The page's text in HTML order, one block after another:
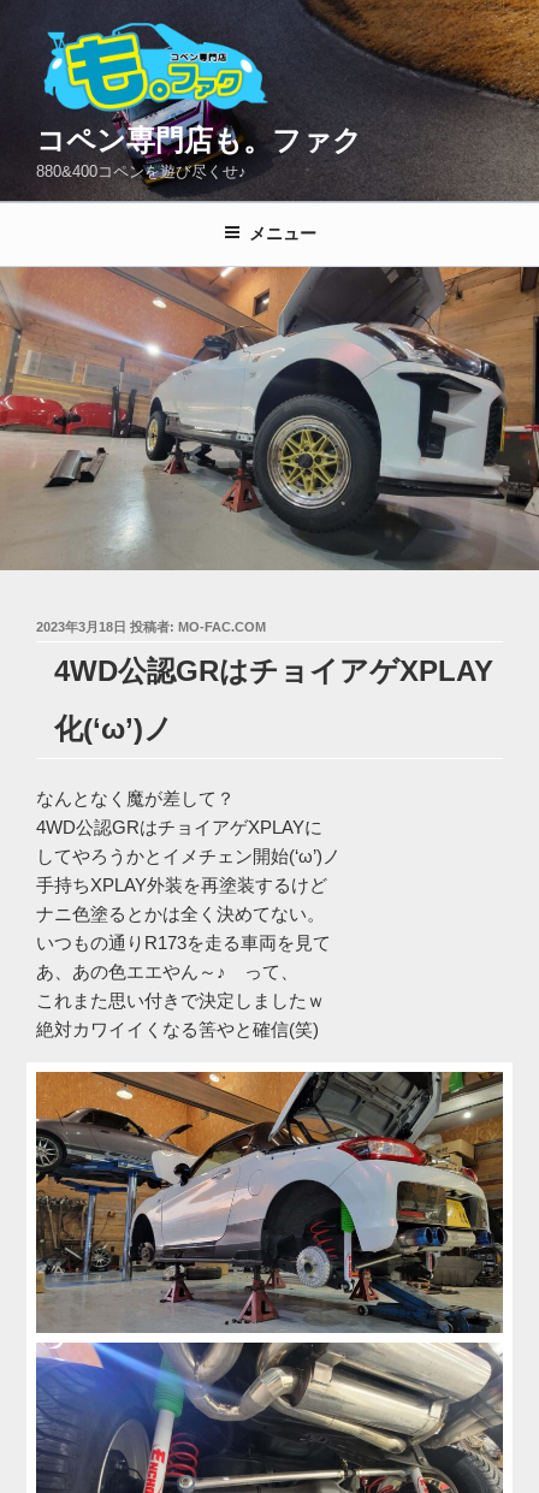
プ
コペン専門店も。ファク
880&400コペンを遊び尽くせ♪
メニュー
投
2023年3月18日 投稿者: MO-FAC.COM
4WD公認GRはチョイアゲXPLAY
化(‘ω’)ノ
なんとなく魔が差して？
4WD公認GRはチョイアゲXPLAYに
してやろうかとイメチェン開始(‘ω’)ノ
手持ちXPLAY外装を再塗装するけど
ナニ色塗るとかは全く決めてない。
いつもの通りR173を走る車両を見て
あ、あの色エエやん～♪ って、
これまた思い付きで決定しましたｗ
絶対カワイイくなる筈やと確信(笑)